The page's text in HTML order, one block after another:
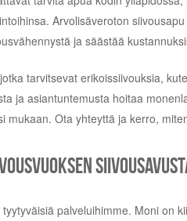
Arvolisäveroton
ja säästää
tarvitsevat erikoissiivouksia,
ja asiantuntemusta hoitaa
mukaan. Ota yhteyttä ja kerro,
palveluihimme. Moni on